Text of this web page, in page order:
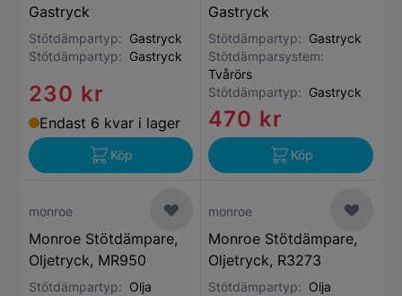
Gastryck
Stötdämpartyp: Gastryck
Stötdämpartyp: Gastryck
230 kr
Endast 6 kvar i lager
Köp
Gastryck
Stötdämpartyp: Gastryck
Stötdämparsystem:
Tvårörs
Stötdämpartyp: Gastryck
470 kr
Köp
monroe
Monroe Stötdämpare,
Oljetryck, MR950
Stötdämpartyp: Olja
monroe
Monroe Stötdämpare,
Oljetryck, R3273
Stötdämpartyp: Olja